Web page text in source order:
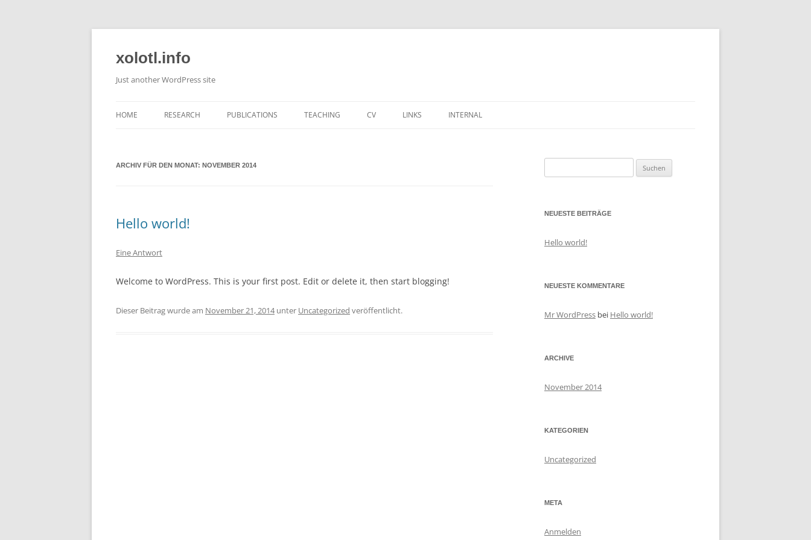
Zum
springen
xolotl.info
Just another WordPress site
HOME RESEARCH PUBLICATIONS TEACHING CV LINKS INTERNAL
ARCHIV FÜR DEN MONAT: NOVEMBER 2014
Hello world!
Eine Antwort
Welcome to WordPress. This is your first post. Edit or delete it, then start blogging!
Dieser Beitrag wurde am November 21, 2014unter Uncategorized veröffentlicht.
nach:
NEUESTE BEITRÄGE
Hello world!
NEUESTE KOMMENTARE
Mr WordPress bei Hello world!
ARCHIVE
November 2014
KATEGORIEN
Uncategorized
META
Anmelden